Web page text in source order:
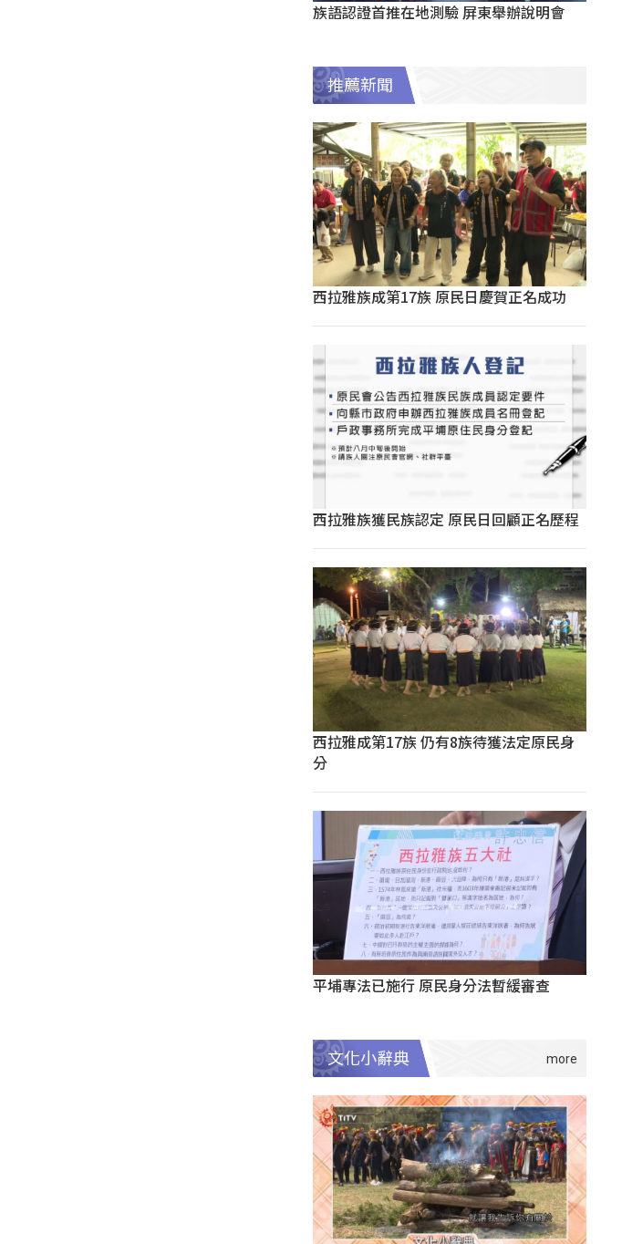
族語認證首推在地測驗 屏東舉辦說明會
推薦新聞
西拉雅族成第17族 原民日慶賀正名成功
西拉雅族獲民族認定 原民日回顧正名歷程
西拉雅成第17族 仍有8族待獲法定原民身
分
平埔專法已施行 原民身分法暫緩審查
文化小辭典